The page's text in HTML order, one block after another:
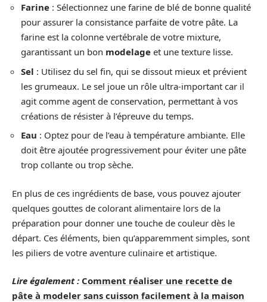
Farine : Sélectionnez une farine de blé de bonne qualité
pour assurer la consistance parfaite de votre pâte. La
farine est la colonne vertébrale de votre mixture,
garantissant un bon modelage et une texture lisse.
Sel : Utilisez du sel fin, qui se dissout mieux et prévient
les grumeaux. Le sel joue un rôle ultra-important car il
agit comme agent de conservation, permettant à vos
créations de résister à l’épreuve du temps.
Eau : Optez pour de l’eau à température ambiante. Elle
doit être ajoutée progressivement pour éviter une pâte
trop collante ou trop sèche.
En plus de ces ingrédients de base, vous pouvez ajouter
quelques gouttes de colorant alimentaire lors de la
préparation pour donner une touche de couleur dès le
départ. Ces éléments, bien qu’apparemment simples, sont
les piliers de votre aventure culinaire et artistique.
Lire également : Comment réaliser une recette de
pâte à modeler sans cuisson facilement à la maison